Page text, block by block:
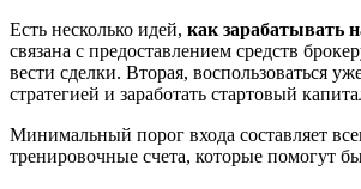
Есть несколько идей, как зарабатывать
связана с предоставлением средств
вести сделки. Вторая, воспользоваться
стратегией и заработать стартовый
Минимальный порог входа составляет
тренировочные счета, которые помогут